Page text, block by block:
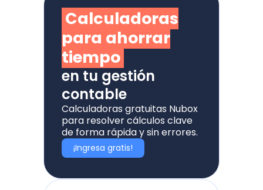
Calculadoras
para ahorrar
tiempo
en tu gestión
contable
Calculadoras gratuitas Nubox
para resolver cálculos clave
de forma rápida y sin errores.
¡Ingresa gratis!